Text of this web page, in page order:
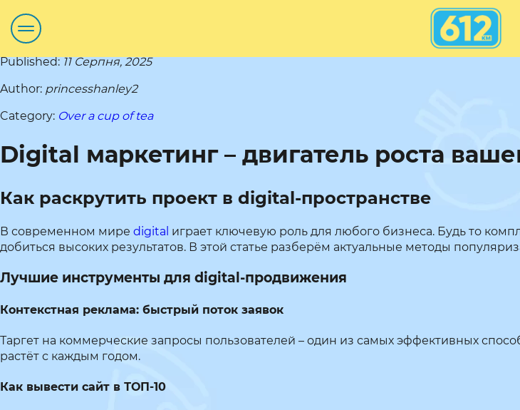
Published:11 Серпня, 2025
Author: princesshanley2
Category: Over a cup of tea
Digital маркетинг – двигатель роста
Как раскрутить проект в digital-пространстве
В современном мире digital играет ключевую роль для любого бизнеса. Будь то
добиться высоких результатов. В этой статье разберём актуальные методы
Лучшие инструменты для digital-продвижения
Контекстная реклама: быстрый поток заявок
Таргет на коммерческие запросы пользователей – один из самых эффективных
растёт с каждым годом.
Как вывести сайт в ТОП-10